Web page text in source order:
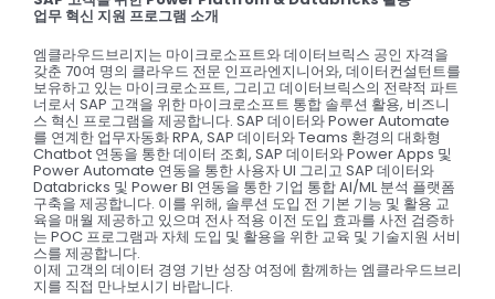
업무 혁신 지원 프로그램 소개
엠클라우드브리지는 마이크로소프트와 데이터브릭스 공인 자격을
갖춘 70여 명의 클라우드 전문 인프라엔지니어와, 데이터컨설턴트를
보유하고 있는 마이크로소프트, 그리고 데이터브릭스의 전략적 파트
너로서 SAP 고객을 위한 마이크로소프트 통합 솔루션 활용, 비즈니
스 혁신 프로그램을 제공합니다. SAP 데이터와 Power Automate
를 연계한 업무자동화 RPA, SAP 데이터와 Teams 환경의 대화형
Chatbot 연동을 통한 데이터 조회, SAP 데이터와 Power Apps 및
Power Automate 연동을 통한 사용자 UI 그리고 SAP 데이터와
Databricks 및 Power BI 연동을 통한 기업 통합 AI/ML 분석 플랫폼
구축을 제공합니다. 이를 위해, 솔루션 도입 전 기본 기능 및 활용 교
육을 매월 제공하고 있으며 전사 적용 이전 도입 효과를 사전 검증하
는 POC 프로그램과 자체 도입 및 활용을 위한 교육 및 기술지원 서비
스를 제공합니다.
이제 고객의 데이터 경영 기반 성장 여정에 함께하는 엠클라우드브리
지를 직접 만나보시기 바랍니다.